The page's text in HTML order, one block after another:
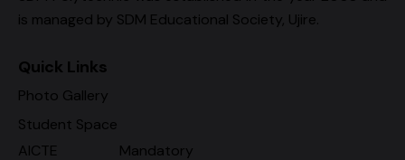
is managed by SDM Educational Society, Ujire.
Quick Links
Photo Gallery
Student Space
AICTE Mandatory